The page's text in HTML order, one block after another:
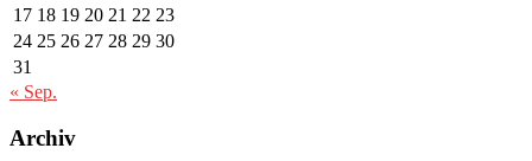
17 18 19 20 21 22 23
24 25 26 27 28 29 30
31
« Sep.
Archiv